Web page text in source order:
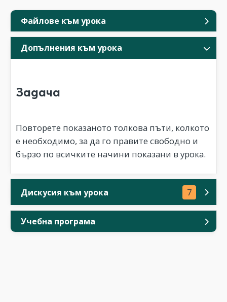
Файлове към урока
Допълнения към урока
Задача
Повторете показаното толкова пъти, колкото
е необходимо, за да го правите свободно и
бързо по всичките начини показани в урока.
Дискусия към урока 7
Учебна програма